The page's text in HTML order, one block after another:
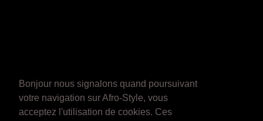
Bonjour nous signalons quand poursuivant
votre navigation sur Afro-Style, vous
acceptez l'utilisation de cookies. Ces